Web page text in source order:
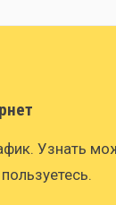
Узнать